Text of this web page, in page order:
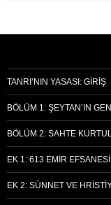
TANRI’NIN YASASI: GIRIŞ
BÖLÜM 1: ŞEYTAN’IN
BÖLÜM 2: SAHTE
EK 1: 613 EMIR EFSANESI
EK 2: SÜNNET VE